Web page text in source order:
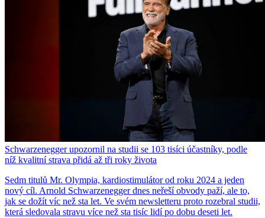
Schwarzenegger upozornil na studii se 103 tisíci účastníky, podle
níž kvalitní strava přidá až tři roky života
Sedm titulů Mr. Olympia, kardiostimulátor od roku 2024 a jeden
nový cíl. Arnold Schwarzenegger dnes neřeší obvody paží, ale to,
jak se dožít víc než sta let. Ve svém newsletteru proto rozebral studii,
která sledovala stravu více než sta tisíc lidí po dobu deseti let.